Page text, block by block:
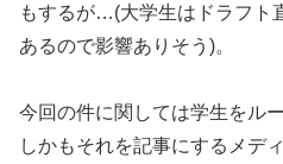
もするが…(大学生はドラフト
あるので影響ありそう)。
今回の件に関しては学生をル
しかもそれを記事にするメデ